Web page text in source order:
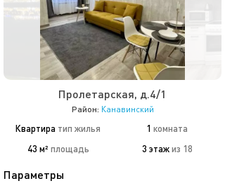
Пролетарская, д.4/1
Район: Канавинский
Квартира тип жилья 1 комната
43 м² площадь 3 этаж из 18
Параметры